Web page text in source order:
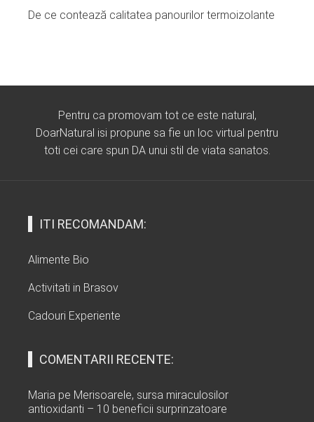
De ce contează calitatea panourilor termoizolante
Pentru ca promovam tot ce este natural,
DoarNatural isi propune sa fie un loc virtual pentru
toti cei care spun DA unui stil de viata sanatos.
ITI RECOMANDAM:
Alimente Bio
Activitati in Brasov
Cadouri Experiente
COMENTARII RECENTE:
Maria pe Merisoarele, sursa miraculosilor
antioxidanti – 10 beneficii surprinzatoare